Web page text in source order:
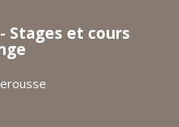
Stages et cours